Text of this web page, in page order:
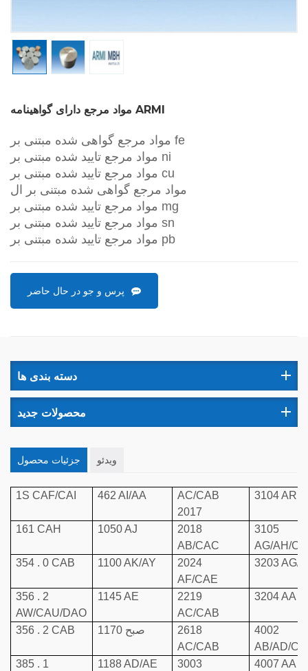
مواد مرجع دارای گواهینامه ARMI
مواد مرجع گواهی شده مبتنی بر fe
مواد مرجع تایید شده مبتنی بر ni
مواد مرجع تایید شده مبتنی بر cu
مواد مرجع گواهی شده مبتنی بر ال
مواد مرجع تایید شده مبتنی بر mg
مواد مرجع تایید شده مبتنی بر sn
مواد مرجع تایید شده مبتنی بر pb
پرس و جو در حال حاضر
دسته بندی ها
محصولات جدید
جزئیات محصول ویدئو
1S CAF/CAI 462 AI/AA
AC/CAB
2017
3104 AR
161 CAH 1050 AJ
2018
AB/CAC
3105
AG/AH/
354 . 0 CAB
1100 AK/AY
2024
AF/CAE
3203 AG/
356 . 2
AW/CAU/DAO
1145 AE
2219
AC/CAB
3204 AA
356 . 2 CAB 1170 صبح
2618
AC/CAB
4002
AB/AD/
385 . 1
1188 AD/AE
3003
4007 AA